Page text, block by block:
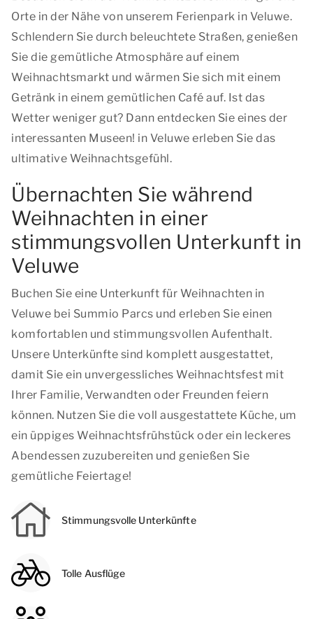
Orte in der Nähe von unserem Ferienpark in Veluwe.
Schlendern Sie durch beleuchtete Straßen, genießen
Sie die gemütliche Atmosphäre auf einem
Weihnachtsmarkt und wärmen Sie sich mit einem
Getränk in einem gemütlichen Café auf. Ist das
Wetter weniger gut? Dann entdecken Sie eines der
interessanten Museen! in Veluwe erleben Sie das
ultimative Weihnachtsgefühl.
Übernachten Sie während
Weihnachten in einer
stimmungsvollen Unterkunft in
Veluwe
Buchen Sie eine Unterkunft für Weihnachten in
Veluwe bei Summio Parcs und erleben Sie einen
komfortablen und stimmungsvollen Aufenthalt.
Unsere Unterkünfte sind komplett ausgestattet,
damit Sie ein unvergessliches Weihnachtsfest mit
Ihrer Familie, Verwandten oder Freunden feiern
können. Nutzen Sie die voll ausgestattete Küche, um
ein üppiges Weihnachtsfrühstück oder ein leckeres
Abendessen zuzubereiten und genießen Sie
gemütliche Feiertage!
Stimmungsvolle Unterkünfte
Tolle Ausflüge